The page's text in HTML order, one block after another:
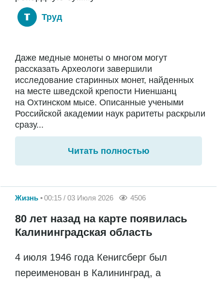
Труд
Даже медные монеты о многом могут
рассказать Археологи завершили
исследование старинных монет, найденных
на месте шведской крепости Ниеншанц
на Охтинском мысе. Описанные учеными
Российской академии наук раритеты раскрыли
сразу...
Читать полностью
Жизнь 00:15 / 03 Июля 2026 4506
80 лет назад на карте появилась
Калининградская область
4 июля 1946 года Кенигсберг был
переименован в Калининград, а